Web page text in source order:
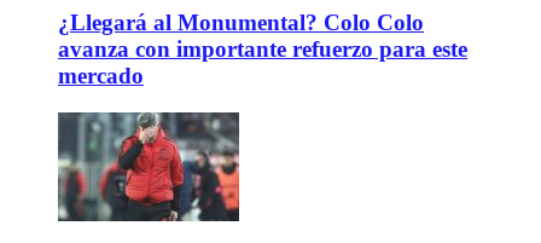
¿Llegará al Monumental? Colo Colo
avanza con importante refuerzo para este
mercado